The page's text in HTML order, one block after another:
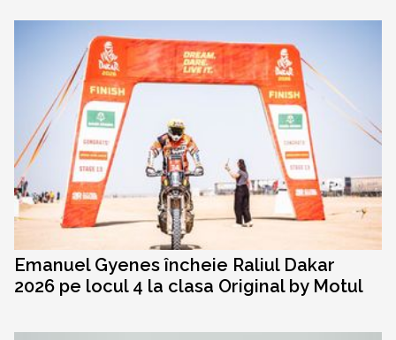
Emanuel Gyenes încheie Raliul Dakar
2026 pe locul 4 la clasa Original by Motul